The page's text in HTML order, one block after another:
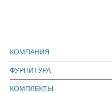
КОМПАНИЯ
ФУРНИТУРА
КОМПЛЕКТЫ